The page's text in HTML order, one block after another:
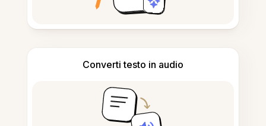
Converti testo in audio